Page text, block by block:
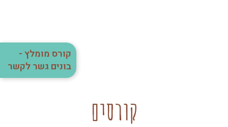
קורס מומלץ -
בונים גשר לקשר
קורסים